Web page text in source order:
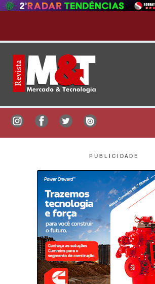
P U B L I C I D A D E